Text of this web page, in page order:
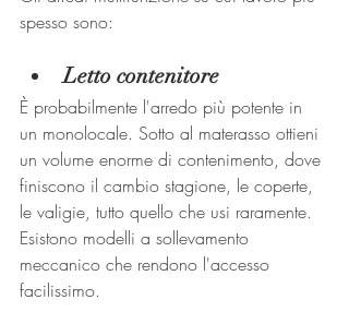
spesso sono:
Letto contenitore
È probabilmente l'arredo più potente in
un monolocale. Sotto al materasso ottieni
un volume enorme di contenimento, dove
finiscono il cambio stagione, le coperte,
le valigie, tutto quello che usi raramente.
Esistono modelli a sollevamento
meccanico che rendono l'accesso
facilissimo.